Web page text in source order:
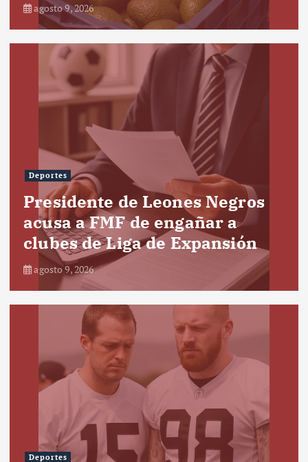
agosto 9, 2026
Deportes
Presidente de Leones Negros
acusa a FMF de engañar a
clubes de Liga de Expansión
agosto 9, 2026
Deportes